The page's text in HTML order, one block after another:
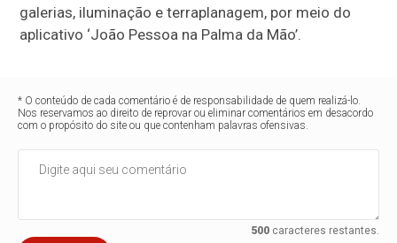
galerias, iluminação e terraplanagem, por meio do
aplicativo ‘João Pessoa na Palma da Mão’.
* O conteúdo de cada comentário é de responsabilidade de quem realizá-lo.
Nos reservamos ao direito de reprovar ou eliminar comentários em desacordo
com o propósito do site ou que contenham palavras ofensivas.
500caracteres restantes.